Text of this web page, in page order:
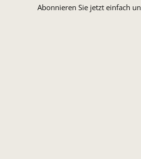
Abonnieren Sie jetzt einfach